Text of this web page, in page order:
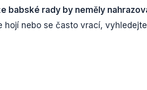
babské rady by neměly
hojí nebo se často vrací, vyhledejte